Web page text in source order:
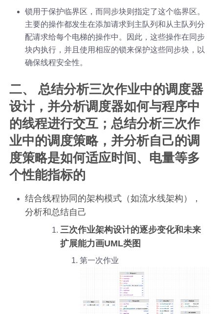
锁用于保护临界区，而同步块则指定了这个临界区。
主要的操作都发生在添加请求到主队列和从主队列分
配请求给每个电梯的操作中。因此，这些操作在同步
块内执行，并且使用相应的锁来保护这些同步块，以
确保线程安全性。
二、 总结分析三次作业中的调度器
设计，并分析调度器如何与程序中
的线程进行交互；总结分析三次作
业中的调度策略，并分析自己的调
度策略是如何适应时间、电量等多
个性能指标的
结合线程协同的架构模式（如流水线架构），
分析和总结自己
三次作业架构设计的逐步变化和未来
扩展能力画UML类图
第一次作业